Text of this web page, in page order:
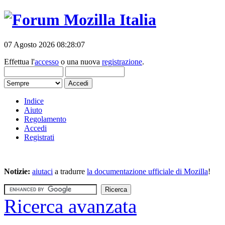
07 Agosto 2026 08:28:07
Effettua l'accesso o una nuova registrazione.
Indice
Aiuto
Regolamento
Accedi
Registrati
Notizie: aiutaci a tradurre la documentazione ufficiale di Mozilla!
Ricerca avanzata